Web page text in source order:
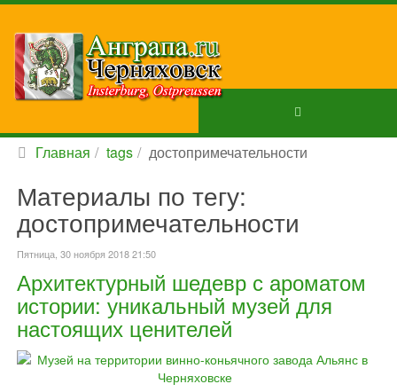
Главная tags достопримечательности
Материалы по тегу:
достопримечательности
Пятница, 30 ноября 2018 21:50
Архитектурный шедевр с ароматом
истории: уникальный музей для
настоящих ценителей